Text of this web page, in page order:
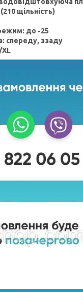
щільність)
до -25
спереду, ззаду
XL